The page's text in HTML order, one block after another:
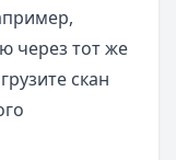
через тот же
скан